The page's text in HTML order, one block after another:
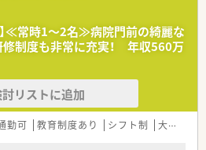
≪常時1～2名≫病院門前の綺麗な
制度も非常に充実！ 年収560万
リストに追加
勤可 教育制度あり シフト制 大手チェーン以外